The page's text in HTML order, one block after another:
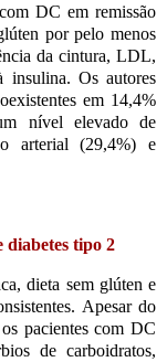
DC em remissão
por pelo menos
da cintura, LDL,
insulina. Os autores
em 14,4%
nível elevado de
arterial (29,4%) e
diabetes tipo 2
dieta sem glúten e
Apesar do
pacientes com DC
de carboidratos,